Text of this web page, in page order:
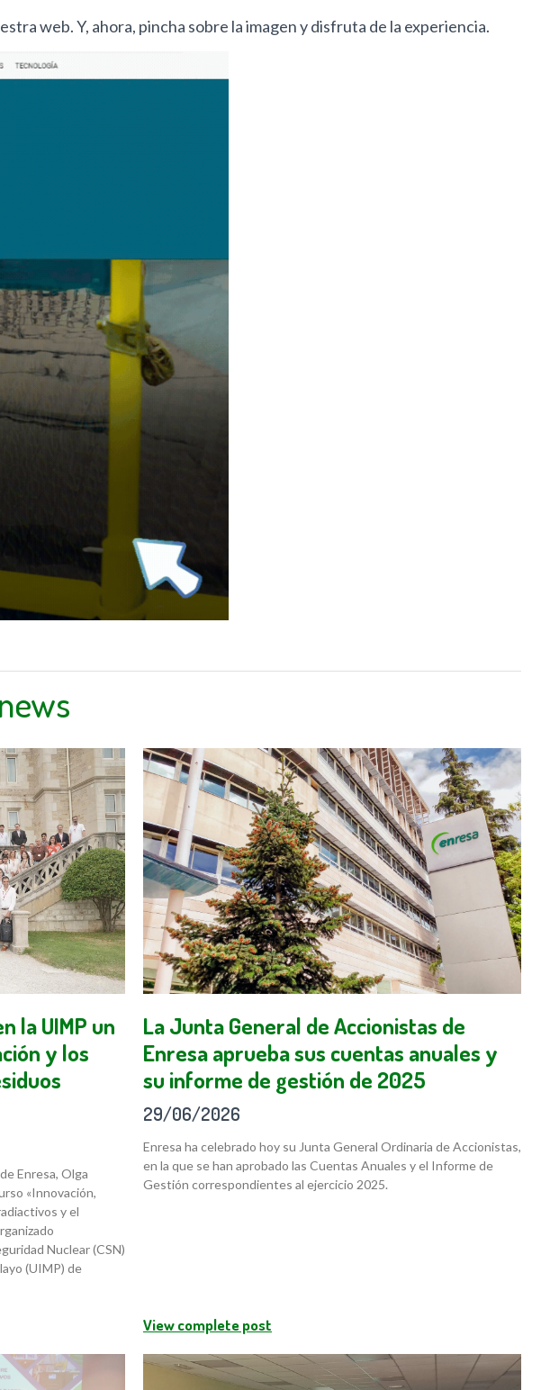
web. Y, ahora, pincha sobre la imagen y disfruta de la experiencia.
la UIMP un
y los
Enresa, Olga
«Innovación,
y el
Nuclear (CSN)
(UIMP) de
La Junta General de Accionistas de
Enresa aprueba sus cuentas anuales y
su informe de gestión de 2025
29/06/2026
Enresa ha celebrado hoy su Junta General Ordinaria de Accionistas,
en la que se han aprobado las Cuentas Anuales y el Informe de
Gestión correspondientes al ejercicio 2025.
View complete post